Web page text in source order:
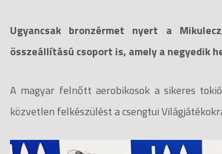
Ugyancsak bronzérmet nyert a
összeállítású csoport is, amely a negyedik
A magyar felnőtt aerobikosok a sikeres
közvetlen felkészülést a csengtui